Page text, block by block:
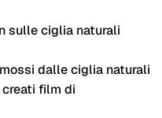
sulle ciglia naturali
dalle ciglia naturali
film di